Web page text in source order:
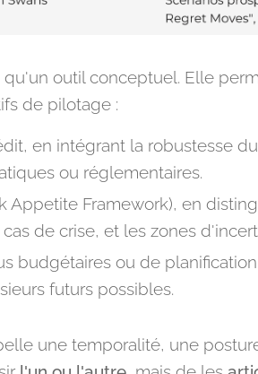
outil conceptuel. Elle
de pilotage :
en intégrant la robustesse
ou réglementaires.
Appetite Framework), en
de crise, et les zones
budgétaires ou de
futurs possibles.
une temporalité, une